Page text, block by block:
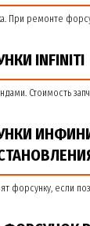
При ремонте
INFINITI
Стоимость
форсунку, если